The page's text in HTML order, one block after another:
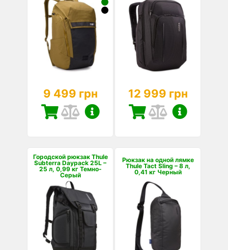
9 499 грн 12 999 грн
Городской рюкзак Thule
Subterra Daypack 25L –
25 л, 0,99 кг Темно-
Серый
Рюкзак на одной лямке
Thule Tact Sling – 8 л,
0,41 кг Черный